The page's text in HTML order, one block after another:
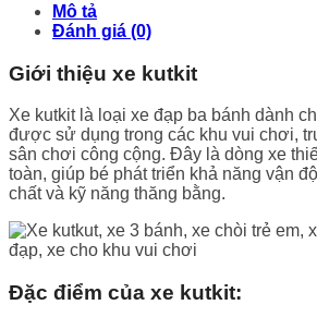
Mô tả
Đánh giá (0)
Giới thiệu xe kutkit
Xe kutkit là loại xe đạp ba bánh dành
được sử dụng trong các khu vui chơi,
sân chơi công cộng. Đây là dòng xe
toàn, giúp bé phát triển khả năng vận
chất và kỹ năng thăng bằng.
Đặc điểm của xe kutkit: